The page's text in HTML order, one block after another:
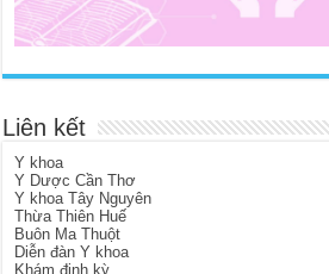
Liên kết
Y khoa
Y Dược Cần Thơ
Y khoa Tây Nguyên
Thừa Thiên Huế
Buôn Ma Thuột
Diễn đàn Y khoa
Khám định kỳ